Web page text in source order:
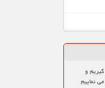
گیریم و
نماییم